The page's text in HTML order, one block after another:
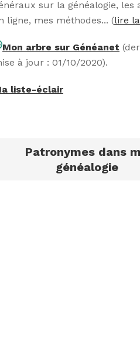
sur la généalogie, les
ligne, mes méthodes... (lire
Mon arbre sur Généanet
à jour : 01/10/2020).
liste-éclair
Patronymes dans
généalogie